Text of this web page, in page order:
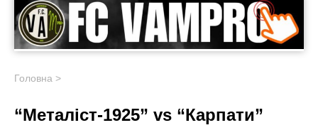
Головна >
“Металіст-1925” vs “Карпати”